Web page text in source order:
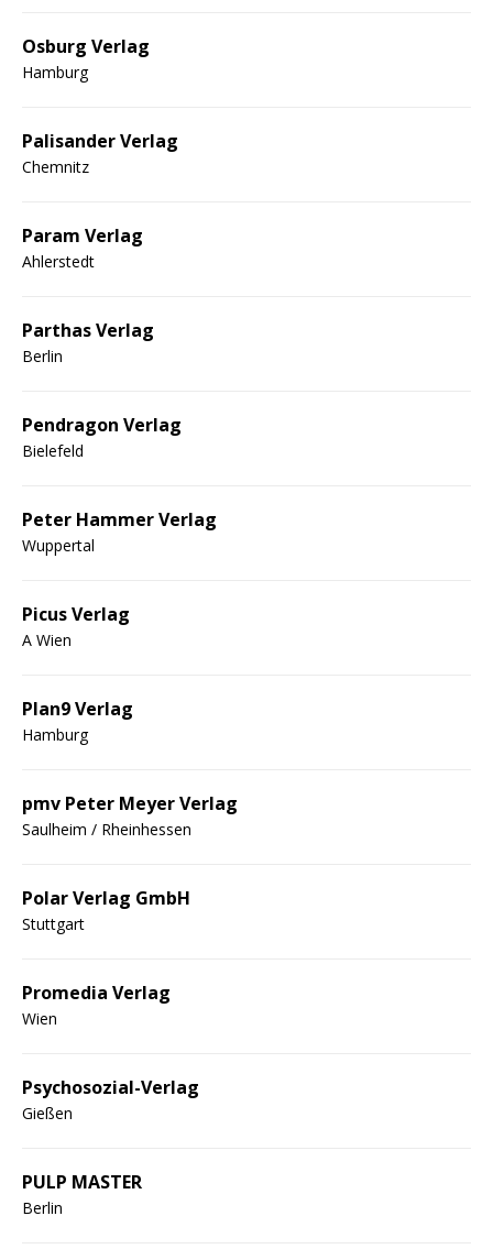
Osburg Verlag
Hamburg
Palisander Verlag
Chemnitz
Param Verlag
Ahlerstedt
Parthas Verlag
Berlin
Pendragon Verlag
Bielefeld
Peter Hammer Verlag
Wuppertal
Picus Verlag
A Wien
Plan9 Verlag
Hamburg
pmv Peter Meyer Verlag
Saulheim / Rheinhessen
Polar Verlag GmbH
Stuttgart
Promedia Verlag
Wien
Psychosozial-Verlag
Gießen
PULP MASTER
Berlin